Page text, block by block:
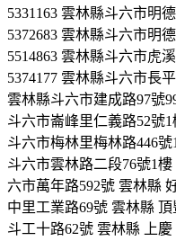
5331163 雲林縣斗六市明
5372683 雲林縣斗六市明
5514863 雲林縣斗六市虎
5374177 雲林縣斗六市長
雲林縣斗六市建成路97號
斗六市崙峰里仁義路52號
斗六市梅林里梅林路446號
斗六市雲林路二段76號1
六市萬年路592號 雲林縣
中里工業路69號 雲林縣
斗工十路62號 雲林縣 上